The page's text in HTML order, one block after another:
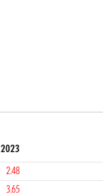
2023
2.48
3.65